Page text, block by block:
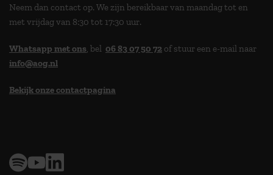
Neem dan contact op. We zijn bereikbaar van maandag tot en
met vrijdag van 8:30 tot 17:30 uur.
Whatsapp met ons, bel 06 83 07 50 72 of stuur een e-mail naar
info@aog.nl
Bekijk onze contactpagina